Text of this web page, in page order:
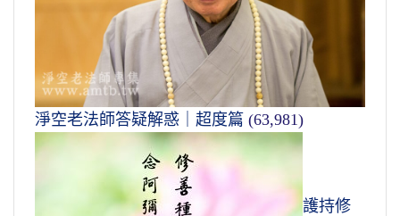
淨空老法師答疑解惑｜超度篇 (63,981)
護持修